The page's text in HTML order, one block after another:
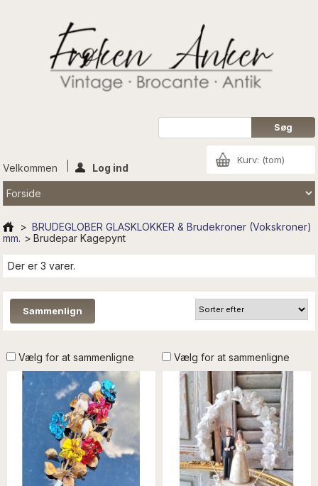
Kurv: (tom)
Velkommen Log ind
> BRUDEGLOBER GLASKLOKKER & Brudekroner (Vokskroner)
mm. > Brudepar Kagepynt
Der er 3 varer.
Vælg for at sammenligne Vælg for at sammenligne